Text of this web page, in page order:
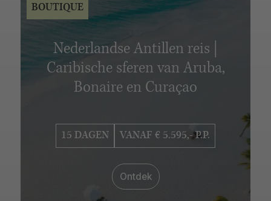
Alle opties tonen
Adventure Boutique Signature
Treinreizen Safari Culinair
Zelf rijden
Geschiedenis
National Geographic Expeditions
Groepsreizen
Huwelijksreizen
Nederlandse Antillen reis |
Caribische sferen van Aruba,
Bonaire en Curaçao
15 DAGEN VANAF € 5.595,- P.P.
Ontdek
BOUTIQUE